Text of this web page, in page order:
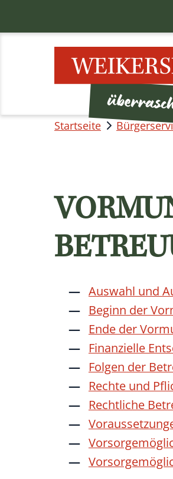
Startseite
Auswahl und
Beginn der
Ende der
Finanzielle
Folgen der
Rechte und
Rechtliche